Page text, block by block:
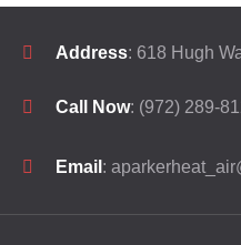
Address: 618 Hugh
Call Now: (972) 289-
Email :